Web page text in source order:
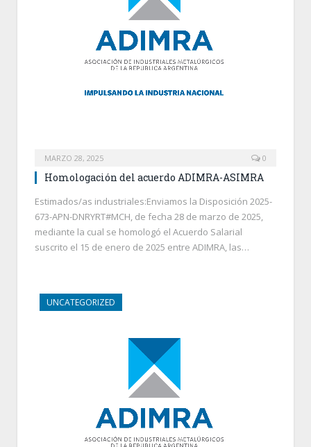
MARZO 28, 2025 0
Homologación del acuerdo ADIMRA-ASIMRA
Estimados/as industriales:Enviamos la Disposición 2025-
673-APN-DNRYRT#MCH, de fecha 28 de marzo de 2025,
mediante la cual se homologó el Acuerdo Salarial
suscrito el 15 de enero de 2025 entre ADIMRA, las…
UNCATEGORIZED